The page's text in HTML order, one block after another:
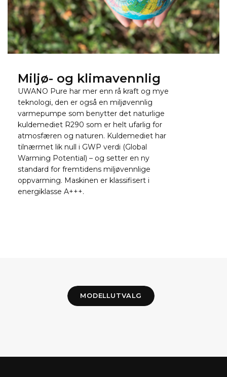
Miljø- og klimavennlig
UWANO Pure har mer enn rå kraft og mye
teknologi, den er også en miljøvennlig
varmepumpe som benytter det naturlige
kuldemediet R290 som er helt ufarlig for
atmosfæren og naturen. Kuldemediet har
tilnærmet lik null i GWP verdi (Global
Warming Potential) – og setter en ny
standard for fremtidens miljøvennlige
oppvarming. Maskinen er klassifisert i
energiklasse A+++.
MODELLUTVALG